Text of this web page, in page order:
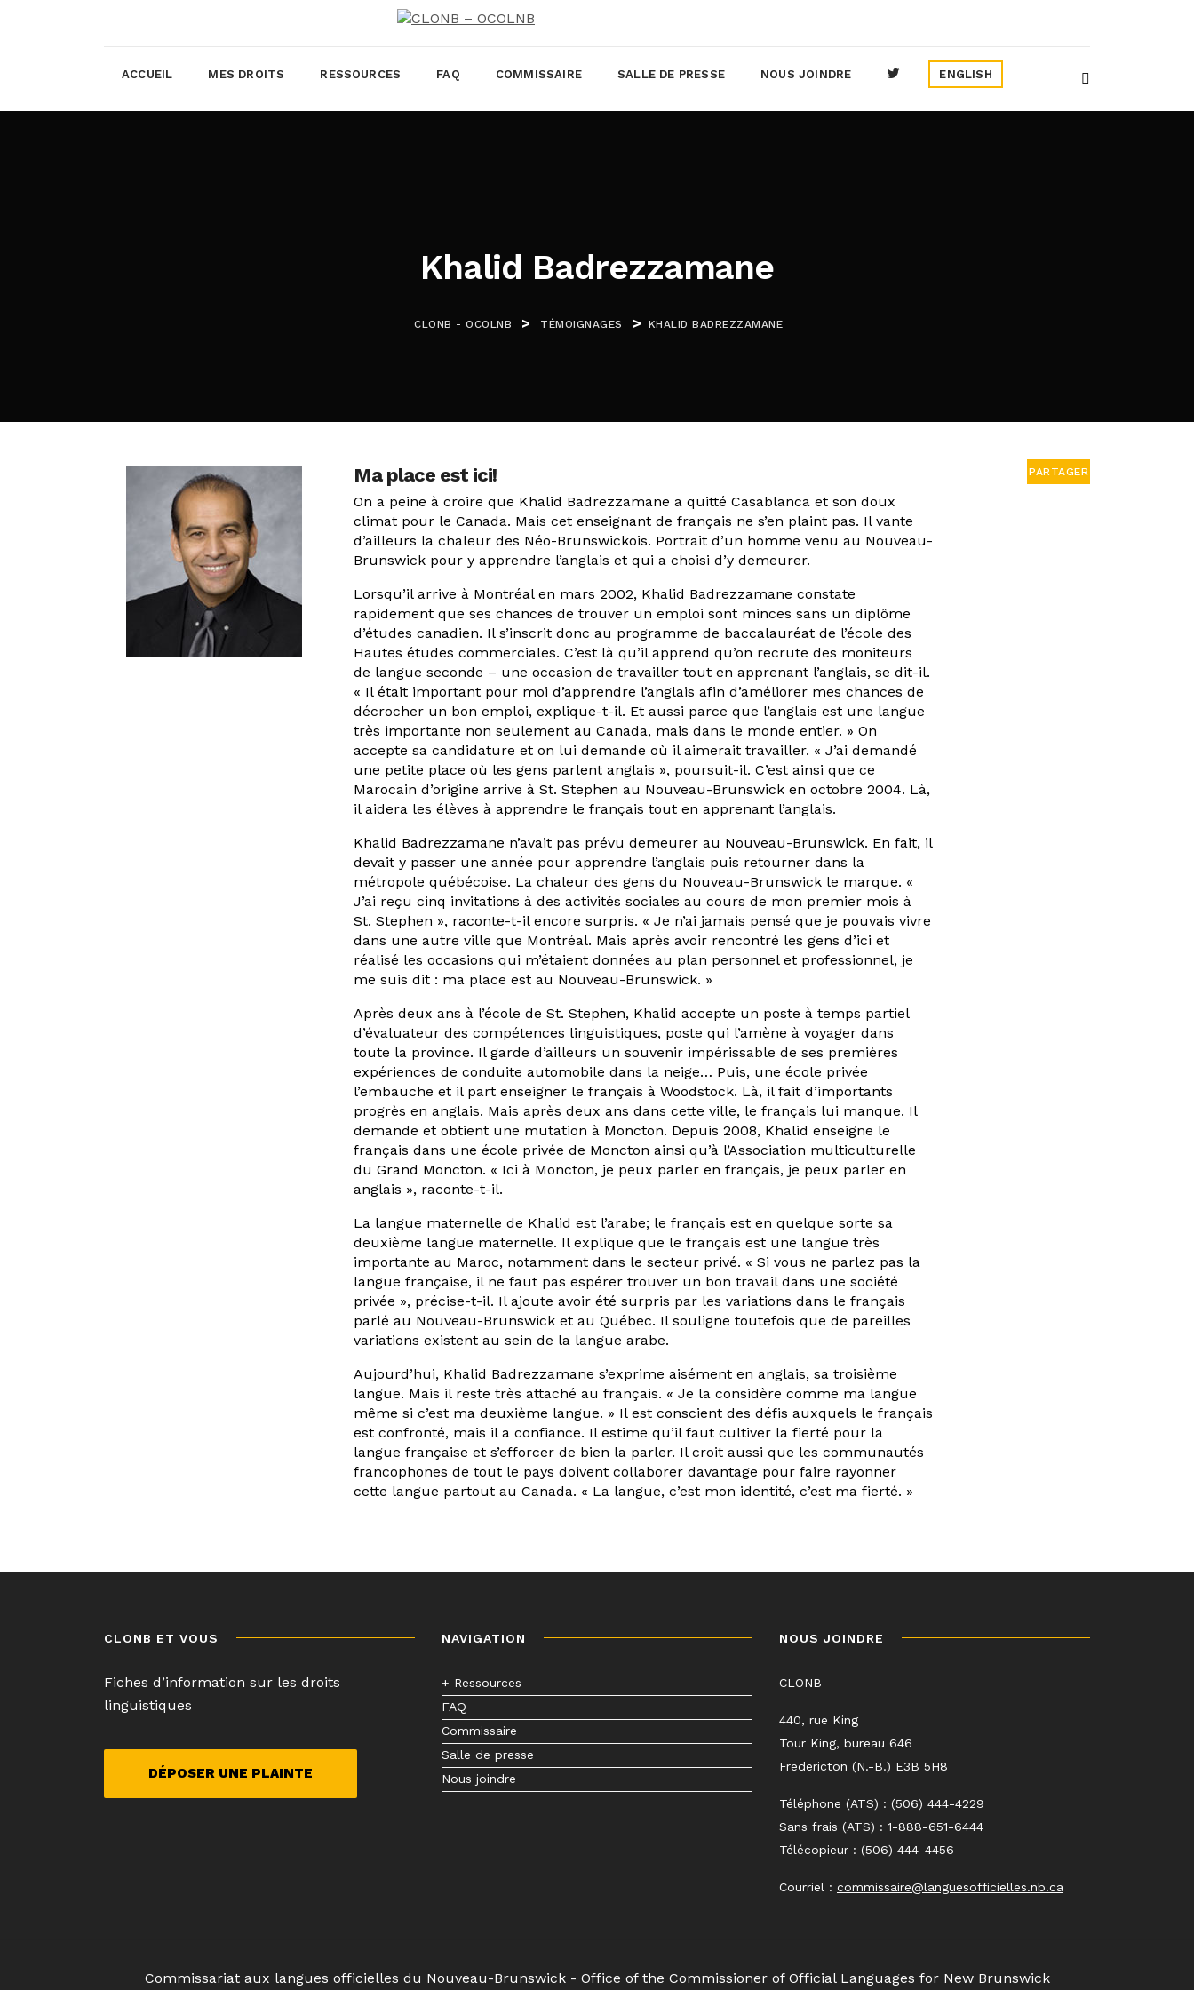
ACCUEIL MES DROITS RESSOURCES FAQ COMMISSAIRE SALLE DE PRESSE NOUS JOINDRE ENGLISH
Khalid Badrezzamane
CLONB - OCOLNB > TÉMOIGNAGES > KHALID BADREZZAMANE
PARTAGER
Ma place est ici!
On a peine à croire que Khalid Badrezzamane a quitté Casablanca et son doux
climat pour le Canada. Mais cet enseignant de français ne s’en plaint pas. Il vante
d’ailleurs la chaleur des Néo-Brunswickois. Portrait d’un homme venu au Nouveau-
Brunswick pour y apprendre l’anglais et qui a choisi d’y demeurer.
Lorsqu’il arrive à Montréal en mars 2002, Khalid Badrezzamane constate
rapidement que ses chances de trouver un emploi sont minces sans un diplôme
d’études canadien. Il s’inscrit donc au programme de baccalauréat de l’école des
Hautes études commerciales. C’est là qu’il apprend qu’on recrute des moniteurs
de langue seconde – une occasion de travailler tout en apprenant l’anglais, se dit-il.
« Il était important pour moi d’apprendre l’anglais afin d’améliorer mes chances de
décrocher un bon emploi, explique-t-il. Et aussi parce que l’anglais est une langue
très importante non seulement au Canada, mais dans le monde entier. » On
accepte sa candidature et on lui demande où il aimerait travailler. « J’ai demandé
une petite place où les gens parlent anglais », poursuit-il. C’est ainsi que ce
Marocain d’origine arrive à St. Stephen au Nouveau-Brunswick en octobre 2004. Là,
il aidera les élèves à apprendre le français tout en apprenant l’anglais.
Khalid Badrezzamane n’avait pas prévu demeurer au Nouveau-Brunswick. En fait, il
devait y passer une année pour apprendre l’anglais puis retourner dans la
métropole québécoise. La chaleur des gens du Nouveau-Brunswick le marque. «
J’ai reçu cinq invitations à des activités sociales au cours de mon premier mois à
St. Stephen », raconte-t-il encore surpris. « Je n’ai jamais pensé que je pouvais vivre
dans une autre ville que Montréal. Mais après avoir rencontré les gens d’ici et
réalisé les occasions qui m’étaient données au plan personnel et professionnel, je
me suis dit : ma place est au Nouveau-Brunswick. »
Après deux ans à l’école de St. Stephen, Khalid accepte un poste à temps partiel
d’évaluateur des compétences linguistiques, poste qui l’amène à voyager dans
toute la province. Il garde d’ailleurs un souvenir impérissable de ses premières
expériences de conduite automobile dans la neige… Puis, une école privée
l’embauche et il part enseigner le français à Woodstock. Là, il fait d’importants
progrès en anglais. Mais après deux ans dans cette ville, le français lui manque. Il
demande et obtient une mutation à Moncton. Depuis 2008, Khalid enseigne le
français dans une école privée de Moncton ainsi qu’à l’Association multiculturelle
du Grand Moncton. « Ici à Moncton, je peux parler en français, je peux parler en
anglais », raconte-t-il.
La langue maternelle de Khalid est l’arabe; le français est en quelque sorte sa
deuxième langue maternelle. Il explique que le français est une langue très
importante au Maroc, notamment dans le secteur privé. « Si vous ne parlez pas la
langue française, il ne faut pas espérer trouver un bon travail dans une société
privée », précise-t-il. Il ajoute avoir été surpris par les variations dans le français
parlé au Nouveau-Brunswick et au Québec. Il souligne toutefois que de pareilles
variations existent au sein de la langue arabe.
Aujourd’hui, Khalid Badrezzamane s’exprime aisément en anglais, sa troisième
langue. Mais il reste très attaché au français. « Je la considère comme ma langue
même si c’est ma deuxième langue. » Il est conscient des défis auxquels le français
est confronté, mais il a confiance. Il estime qu’il faut cultiver la fierté pour la
langue française et s’efforcer de bien la parler. Il croit aussi que les communautés
francophones de tout le pays doivent collaborer davantage pour faire rayonner
cette langue partout au Canada. « La langue, c’est mon identité, c’est ma fierté. »
CLONB ET VOUS
Fiches d’information sur les droits
linguistiques
DÉPOSER UNE PLAINTE
NAVIGATION
+ Ressources
FAQ
Commissaire
Salle de presse
Nous joindre
NOUS JOINDRE
CLONB
440, rue King
Tour King, bureau 646
Fredericton (N.-B.) E3B 5H8
Téléphone (ATS) : (506) 444-4229
Sans frais (ATS) : 1-888-651-6444
Télécopieur : (506) 444-4456
Courriel : commissaire@languesofficielles.nb.ca
Commissariat aux langues officielles du Nouveau-Brunswick - Office of the Commissioner of Official Languages for New Brunswick